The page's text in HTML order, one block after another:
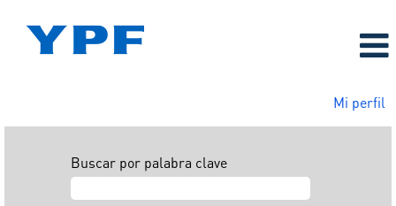
Mi perfil
Buscar por palabra clave